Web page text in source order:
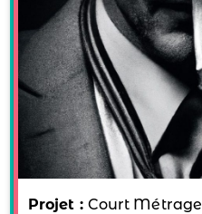
Projet : Court Métrage